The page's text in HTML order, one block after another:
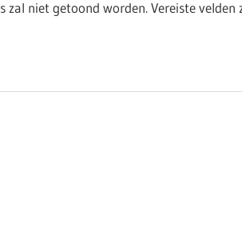
zal niet getoond worden.Vereiste velden